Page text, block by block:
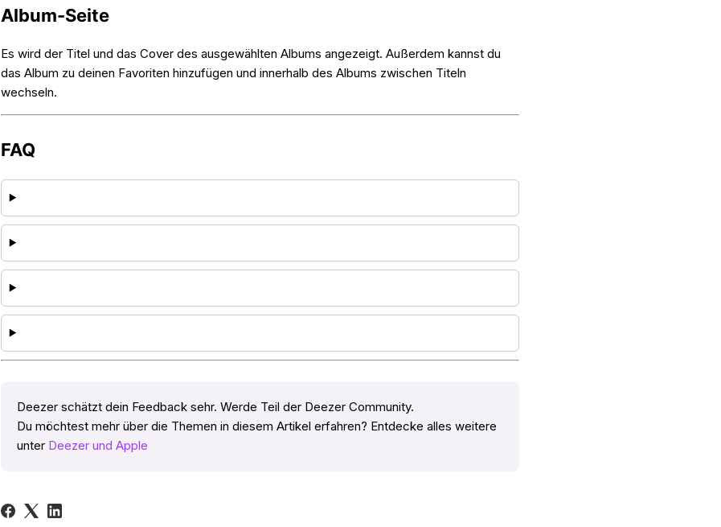
Album-Seite
Es wird der Titel und das Cover des ausgewählten Albums angezeigt. Außerdem kannst du
das Album zu deinen Favoriten hinzufügen und innerhalb des Albums zwischen Titeln
wechseln.
FAQ
Deezer schätzt dein Feedback sehr. Werde Teil der Deezer Community.
Du möchtest mehr über die Themen in diesem Artikel erfahren? Entdecke alles weitere
unter Deezer und Apple